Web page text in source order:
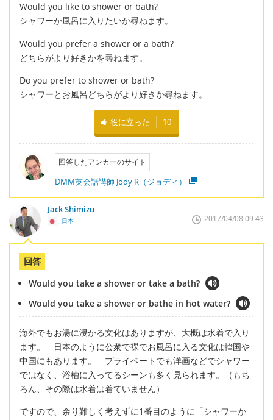
Would you like to shower or bath?
シャワーか風呂に入りたいか尋ねます。
Would you prefer a shower or a bath?
どちらがより好きかを尋ねます。
Do you prefer to shower or bath?
シャワーとお風呂どちらがより好きか尋ねます。
役に立った 10
回答したアンカーのサイト
DMM英会話講師 Jody R（ジョディ）
Jack Shimizu
日本 2017/04/08 09:43
回答
Would you take a shower or take a bath?
Would you take a shower or bathe in hot water?
海外でもお湯に浸かる文化はありますが、大概は水着で入り
ます。 日本のように公衆で裸でお風呂に入る文化は韓国や
中国にもあります。 プライベートでも洋画などでシャワー
ではなく、浴槽に入ってるシーンも多く見られます。（もち
ろん、その際は水着は着ていません）
ですので、余り難しく考えずに1番目のように「シャワーか